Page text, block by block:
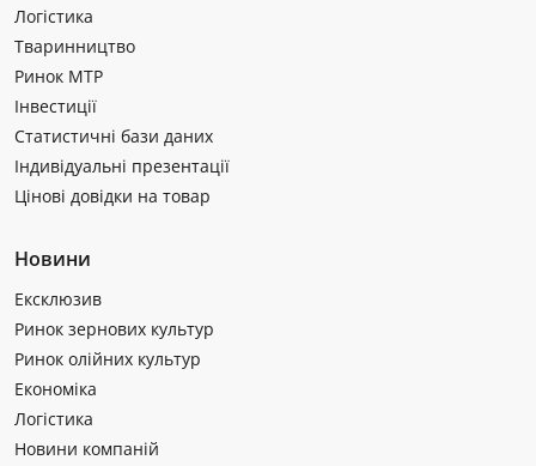
Логістика
Тваринництво
Ринок МТР
Інвестиції
Статистичні бази даних
Індивідуальні презентації
Цінові довідки на товар
Новини
Ексклюзив
Ринок зернових культур
Ринок олійних культур
Економіка
Логістика
Новини компаній